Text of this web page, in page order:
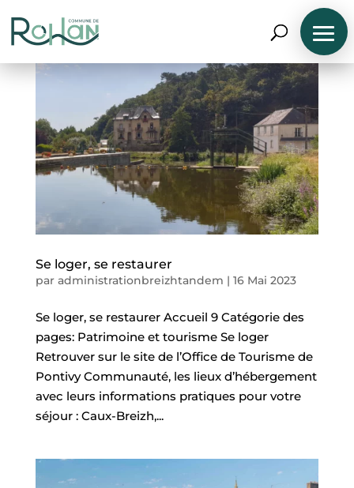
N
A
V
I
G
U
P
Se loger, se restaurer
par administrationbreizhtandem | 16 Mai 2023
Se loger, se restaurer Accueil 9 Catégorie des
pages: Patrimoine et tourisme Se loger
Retrouver sur le site de l’Office de Tourisme de
Pontivy Communauté, les lieux d’hébergement
avec leurs informations pratiques pour votre
séjour : Caux-Breizh,...